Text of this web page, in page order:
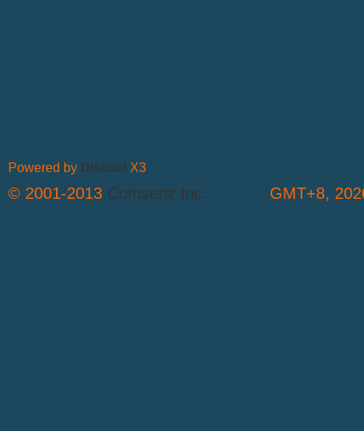
GMT+8,
Powered by Discuz! X3
© 2001-2013 Comsenz Inc.